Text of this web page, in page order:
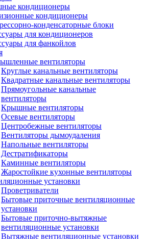
кондиционеры
кондиционеры
конденсаторные блоки
для кондиционеров
для фанкойлов
вентиляторы
Круглые канальные вентиляторы
Квадратные канальные вентиляторы
Прямоугольные канальные
вентиляторы
Крышные вентиляторы
Осевые вентиляторы
Центробежные вентиляторы
Вентиляторы дымоудаления
Напольные вентиляторы
Дестратификаторы
Каминные вентиляторы
Жаростойкие кухонные вентиляторы
установки
Проветриватели
Бытовые приточные вентиляционные
установки
Бытовые приточно-вытяжные
вентиляционные установки
Вытяжные вентиляционные установки